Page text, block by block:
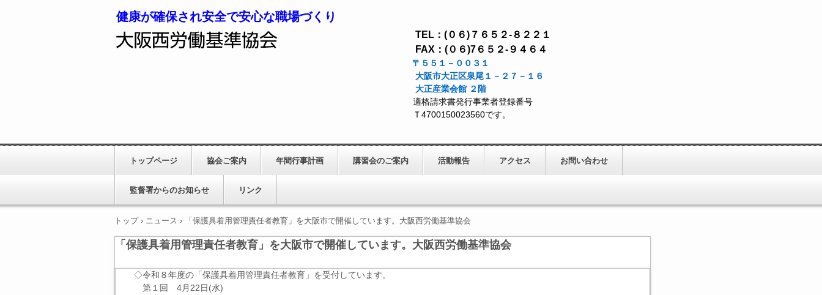
健康が確保され安全で安心な職場づくり
TEL：(０６)７６５２-８２２１
FAX：(０６)7６５２-９４６４
〒５５１－００３１
大阪市大正区泉尾１－２７－１６
大正産業会館 ２階
適格請求書発行事業者登録番号
Ｔ4700150023560です。
トップページ 協会ご案内 年間行事計画 講習会のご案内 活動報告 アクセス お問い合わせ
監督署からのお知らせ リンク
トップ › ニュース › 「保護具着用管理責任者教育」を大阪市で開催しています。大阪西労働基準協会
「保護具着用管理責任者教育」を大阪市で開催しています。大阪西労働基準協会
◇令和８年度の「保護具着用管理責任者教育」を受付しています。
第１回 4月22日(水)